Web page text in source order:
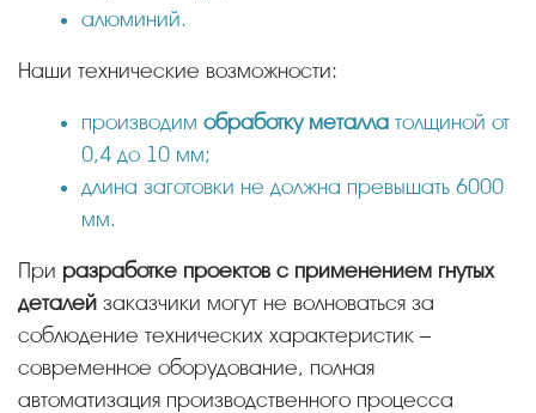
алюминий.
Наши технические возможности:
производим обработку металла толщиной от
0,4 до 10 мм;
длина заготовки не должна превышать 6000
мм.
При разработке проектов с применением гнутых
деталей заказчики могут не волноваться за
соблюдение технических характеристик –
современное оборудование, полная
автоматизация производственного процесса